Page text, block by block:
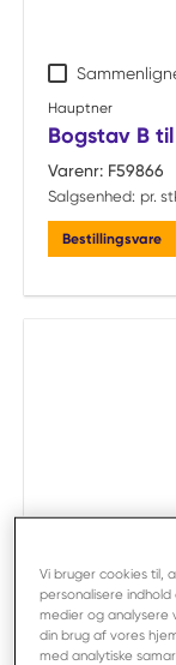
Hauptner
Bogstav B
Varenr: F59866
Salgsenhed: pr.
Bestillingsvare
Hauptner
Bogstav D
Vi bruger cookies til,
personalisere
medier og analysere
din brug af vores
med analytiske